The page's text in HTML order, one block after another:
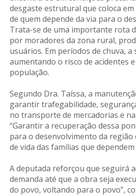
desgaste estrutural que coloca
de quem depende da via para o
Trata-se de uma importante rota
por moradores da zona rural,
usuários. Em períodos de chuva, a
aumentando o risco de acidentes
população.
Segundo Dra. Taíssa, a
garantir trafegabilidade,
no transporte de mercadorias e
“Garantir a recuperação dessa
para o desenvolvimento da região
de vida das famílias que
A deputada reforçou que seguirá
demanda até que a obra seja
do povo, voltando para o povo”,